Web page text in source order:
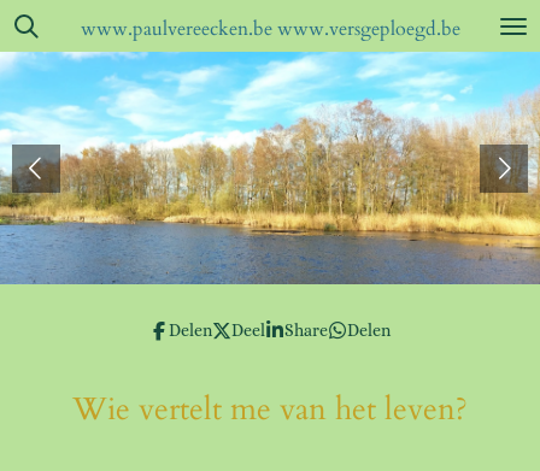
Ga
direct
naar
de
hoofdinhoud
www.paulvereecken.be www.versgeploegd.be
Delen Deel Share Delen
Wie vertelt me van het leven?